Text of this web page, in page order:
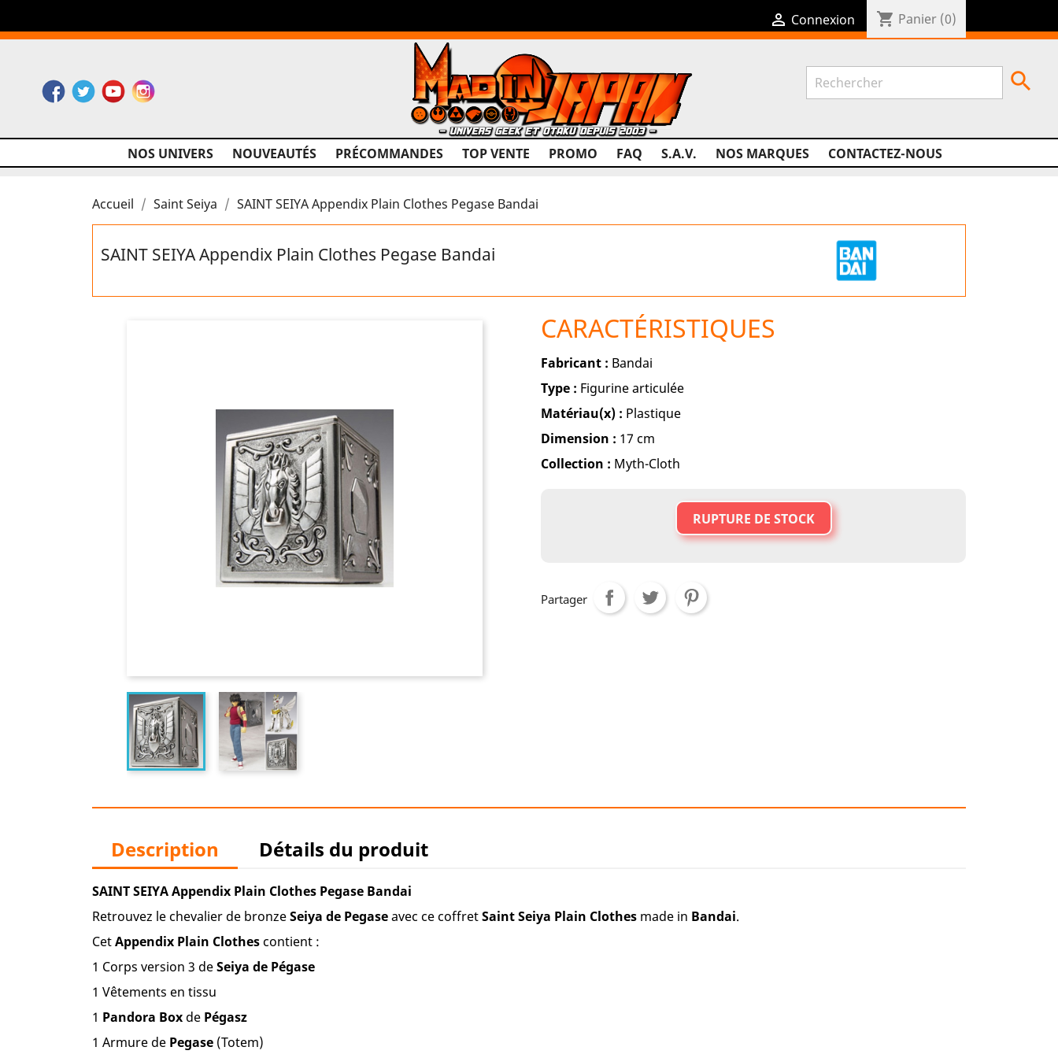
 Connexion shopping_cart Panier (0)
Facebook
TwitterYouTubeInstagram
NOS UNIVERS NOUVEAUTÉS PRÉCOMMANDES TOP VENTE PROMO FAQ S.A.V. NOS MARQUES CONTACTEZ-NOUS

Accueil Saint Seiya SAINT SEIYA Appendix Plain Clothes Pegase Bandai
SAINT SEIYA Appendix Plain Clothes Pegase Bandai
CARACTÉRISTIQUES
Fabricant : Bandai
Type : Figurine articulée
Matériau(x) : Plastique
Dimension : 17 cm
Collection : Myth-Cloth
RUPTURE DE STOCK
Partager
Description Détails du produit
SAINT SEIYA Appendix Plain Clothes Pegase Bandai
Retrouvez le chevalier de bronzeSeiya de Pegaseavec ce coffretSaint Seiya Plain Clothes made in Bandai.
CetAppendix Plain Clothescontient :
1 Corps version 3 deSeiya de Pégase
1 Vêtements en tissu
1 Pandora Box de Pégasz
1 Armure de Pegase (Totem)